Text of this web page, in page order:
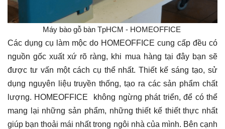
Máy bào gỗ bàn TpHCM - HOMEOFFICE
Các dụng cụ làm mộc do HOMEOFFICE cung cấp đều có
nguồn gốc xuất xứ rõ ràng, khi mua hàng tại đây bạn sẽ
được tư vấn một cách cụ thể nhất. Thiết kế sáng tạo, sử
dụng nguyên liệu truyền thống, tạo ra các sản phẩm chất
lượng. HOMEOFFICE không ngừng phát triển, để có thể
mang lại những sản phẩm, những thiết kế thiết thực nhất
giúp bạn thoải mái nhất trong ngôi nhà của mình. Bên cạnh